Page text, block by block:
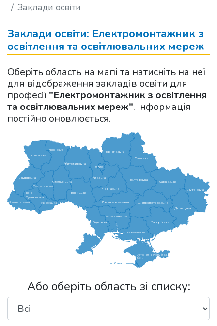
Заклади освіти
Заклади освіти: Електромонтажник з
освітлення та освітлювальних мереж
Оберіть область на мапі та натисніть на неї
для відображення закладів освіти для
професії "Електромонтажник з освітлення
та освітлювальних мереж". Інформація
постійно оновлюється.
Вінницька
Волинська
Дніпропетровська
Донецька
Житомирська
Закарпатська
Запорізька
Івано-
Франківська
Київська
Кіровоградська
Луганська
Львівська
м.Київ
Миколаївська
Одеська
Полтавська
Рівненська
Сумська
Тернопільська
Харківська
Херсонська
Хмельницька
Черкаська
Чернівецька
Чернігівська
Автономна Республіка
Крим
м. Севастополь
Або оберіть область зі списку: